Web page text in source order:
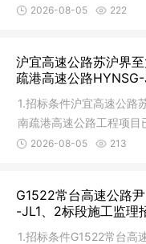
中心，
2026-08-05 222
沪宜高速公路苏沪界
疏港高速公路
1.招标条件沪宜高速公路
南疏港高速公路工程项目
基础发
2026-08-05 213
G1522常台高速公路
-JL1、2标段施工监理
1.招标条件G1522常台高